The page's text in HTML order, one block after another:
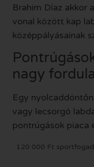
Brahim Díaz akkor
vonal között kap
középpályásainak
nagy
Egy
vagy lecsorgó
pontrúgások piaca
120 000 Ft